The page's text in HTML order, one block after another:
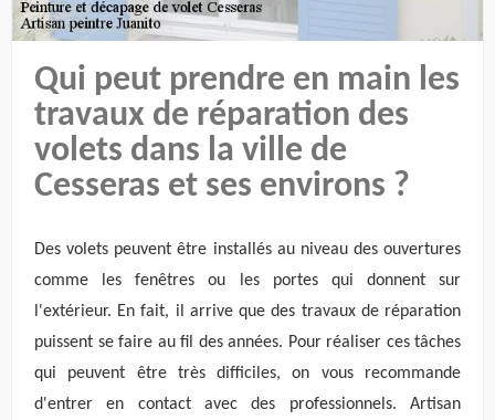
Qui peut prendre en main les
travaux de réparation des
volets dans la ville de
Cesseras et ses environs ?
Des volets peuvent être installés au niveau des ouvertures
comme les fenêtres ou les portes qui donnent sur
l'extérieur. En fait, il arrive que des travaux de réparation
puissent se faire au fil des années. Pour réaliser ces tâches
qui peuvent être très difficiles, on vous recommande
d'entrer en contact avec des professionnels. Artisan